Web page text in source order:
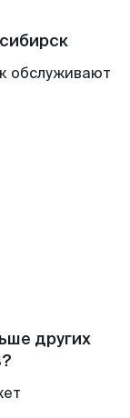
обслуживают
других